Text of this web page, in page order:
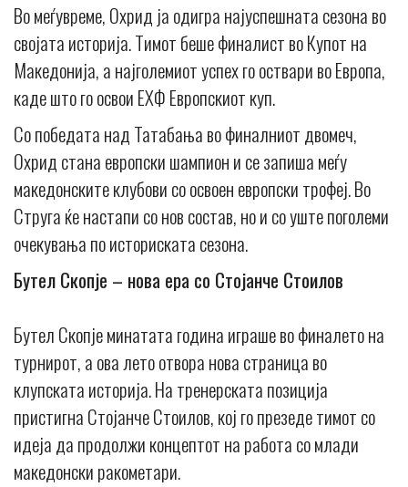
Во меѓувреме, Охрид ја одигра најуспешната сезона во
својата историја. Тимот беше финалист во Купот на
Македонија, а најголемиот успех го оствари во Европа,
каде што го освои ЕХФ Европскиот куп.
Со победата над Татабања во финалниот двомеч,
Охрид стана европски шампион и се запиша меѓу
македонските клубови со освоен европски трофеј. Во
Струга ќе настапи со нов состав, но и со уште поголеми
очекувања по историската сезона.
Бутел Скопје – нова ера со Стојанче Стоилов
Бутел Скопје минатата година играше во финалето на
турнирот, а ова лето отвора нова страница во
клупската историја. На тренерската позиција
пристигна Стојанче Стоилов, кој го презеде тимот со
идеја да продолжи концептот на работа со млади
македонски ракометари.